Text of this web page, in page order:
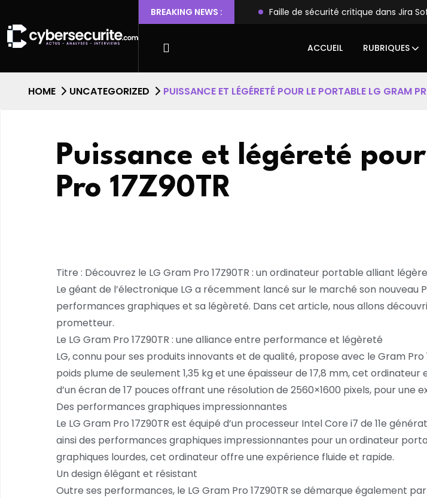
BREAKING NEWS :
permettant l’escalade de privilèges et l’accès root Faille de sécurité critique dans Jira
ACCUEIL RUBRIQUES
HOME UNCATEGORIZED PUISSANCE ET LÉGÉRETÉ POUR LE PORTABLE LG GRAM
Puissance et légéreté
Pro 17Z90TR
Titre : Découvrez le LG Gram Pro 17Z90TR : un ordinateur portable alliant
Le géant de l’électronique LG a récemment lancé sur le marché son nouveau
performances graphiques et sa légèreté. Dans cet article, nous allons
prometteur.
Le LG Gram Pro 17Z90TR : une alliance entre performance et légèreté
LG, connu pour ses produits innovants et de qualité, propose avec le Gram
poids plume de seulement 1,35 kg et une épaisseur de 17,8 mm, cet
d’un écran de 17 pouces offrant une résolution de 2560×1600 pixels, pour une
Des performances graphiques impressionnantes
Le LG Gram Pro 17Z90TR est équipé d’un processeur Intel Core i7 de 11e
ainsi des performances graphiques impressionnantes pour un ordinateur
graphiques lourdes, cet ordinateur offre une expérience fluide et rapide.
Un design élégant et résistant
Outre ses performances, le LG Gram Pro 17Z90TR se démarque également